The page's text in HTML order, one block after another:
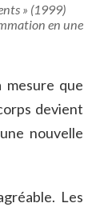
» (1999)
en une
que
devient
nouvelle
Les